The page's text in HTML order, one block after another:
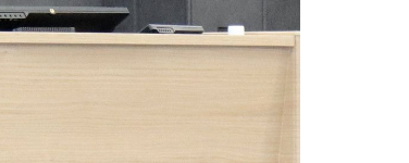
もっと見る
もっと見る